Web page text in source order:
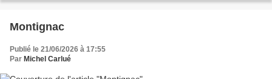
Montignac
Publié le 21/06/2026 à 17:55
Par Michel Carlué